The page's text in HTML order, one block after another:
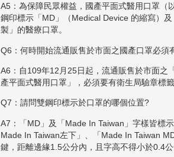
A5：為保障民眾權益，國產平面式醫用口罩（
鋼印標示「MD」（Medical Device 的縮寫）
製」的醫療口罩。
Q6：何時開始流通販售於市面之國產口罩必須
A6：自109年12月25日起，流通販售於市面之
產平面式醫用口罩」，必須要有衛生局驗章標
Q7：請問雙鋼印標示於口罩的哪個位置?
A7：「MD」及「Made In Taiwan」字樣皆標
Made In Taiwan左下」、「Made In Taiwan
鍵，距離邊緣1.5公分內，且字高不得小於0.4公